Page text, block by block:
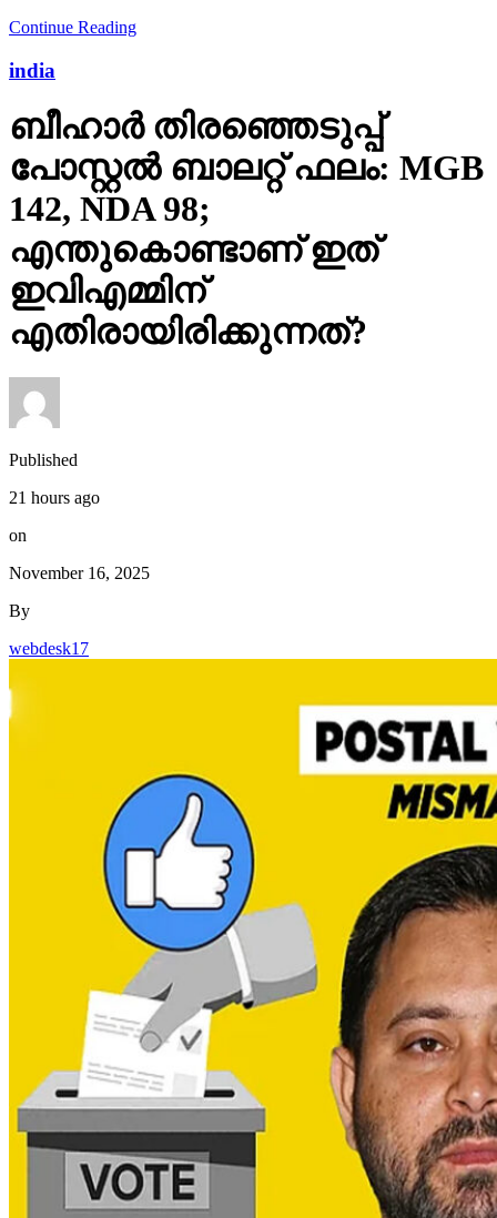
Continue Reading
india
ബീഹാർ തിരഞ്ഞെടുപ്പ്
പോസ്റ്റൽ ബാലറ്റ് ഫലം: MGB
142, NDA 98;
എന്തുകൊണ്ടാണ് ഇത്
ഇവിഎമ്മിന്
എതിരായിരിക്കുന്നത്?
Published
21 hours ago
on
November 16, 2025
By
webdesk17